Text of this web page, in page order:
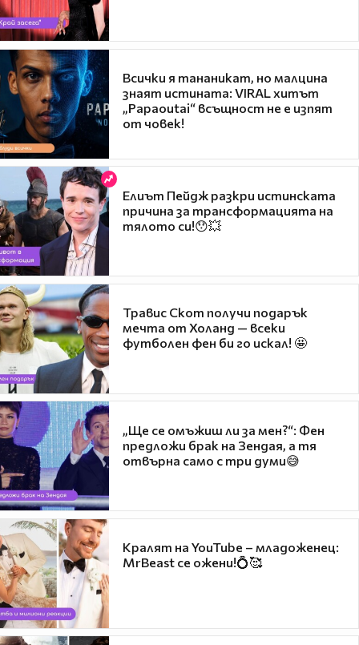
Всички я тананикат, но малцина
знаят истината: VIRAL хитът
„Papaoutai“ всъщност не е изпят
от човек!
Елиът Пейдж разкри истинската
причина за трансформацията на
тялото си!😯💥
Травис Скот получи подарък
мечта от Холанд — всеки
футболен фен би го искал! 🤩
„Ще се омъжиш ли за мен?“: Фен
предложи брак на Зендая, а тя
отвърна само с три думи😅
Кралят на YouTube – младоженец:
MrBeast се ожени!💍🥰